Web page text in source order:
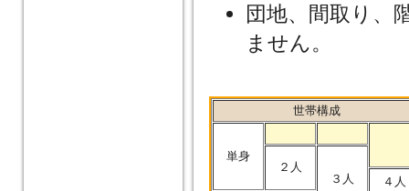
団地、間取り、
ません。
世帯構成
単身
２人
３人
４人